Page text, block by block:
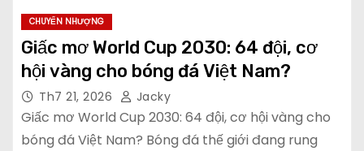
CHUYỂN NHƯỢNG
Giấc mơ World Cup 2030: 64 đội, cơ
hội vàng cho bóng đá Việt Nam?
Th7 21, 2026 Jacky
Giấc mơ World Cup 2030: 64 đội, cơ hội vàng cho
bóng đá Việt Nam? Bóng đá thế giới đang rung